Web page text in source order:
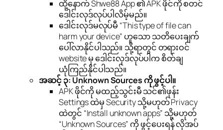
ထို့နောက် Shwe88 App ၏ APK ဖိုင်ကို စတင်
ဒေါင်းလုဒ်လုပ်ပါလိမ့်မည်။
ဒေါင်းလုဒ်မလုပ်မီ “This type of file can
harm your device” ဟူသော သတိပေးချက်
ပေါ်လာနိုင်ပါသည်။ သို့ရာတွင် တရားဝင်
website မှ ဒေါင်းလုဒ်လုပ်ပါက စိတ်ချ
ယုံကြည်နိုင်ပါသည်။
အဆင့် ၃: Unknown Sources ကို ဖွင့်ပါ။
APK ဖိုင်ကို မထည့်သွင်းမီ သင်၏ဖုန်း
Settings ထဲမှ Security သို့မဟုတ် Privacy
ထဲတွင် “Install unknown apps” သို့မဟုတ်
“Unknown Sources” ကို ဖွင့်ပေးရန် လိုအပ်